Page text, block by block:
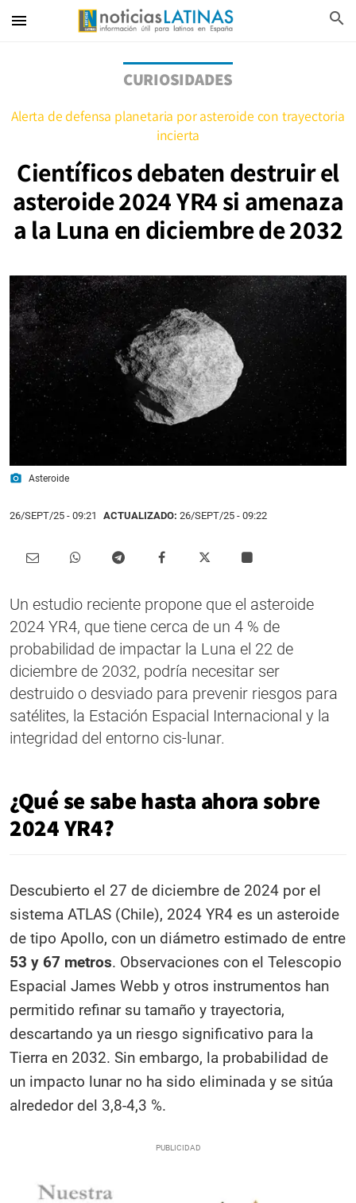
menu search
CURIOSIDADES
Alerta de defensa planetaria por asteroide con trayectoria
incierta
Científicos debaten destruir el
asteroide 2024 YR4 si amenaza
a la Luna en diciembre de 2032
photo_camera Asteroide
26/SEPT/25 - 09:21 ACTUALIZADO: 26/SEPT/25 - 09:22
Un estudio reciente propone que el asteroide
2024 YR4, que tiene cerca de un 4 % de
probabilidad de impactar la Luna el 22 de
diciembre de 2032, podría necesitar ser
destruido o desviado para prevenir riesgos para
satélites, la Estación Espacial Internacional y la
integridad del entorno cis-lunar.
¿Qué se sabe hasta ahora sobre
2024 YR4?
Descubierto el 27 de diciembre de 2024 por el
sistema ATLAS (Chile), 2024 YR4 es un asteroide
de tipo Apollo, con un diámetro estimado de entre
53 y 67 metros. Observaciones con el Telescopio
Espacial James Webb y otros instrumentos han
permitido refinar su tamaño y trayectoria,
descartando ya un riesgo significativo para la
Tierra en 2032. Sin embargo, la probabilidad de
un impacto lunar no ha sido eliminada y se sitúa
alrededor del 3,8-4,3 %.